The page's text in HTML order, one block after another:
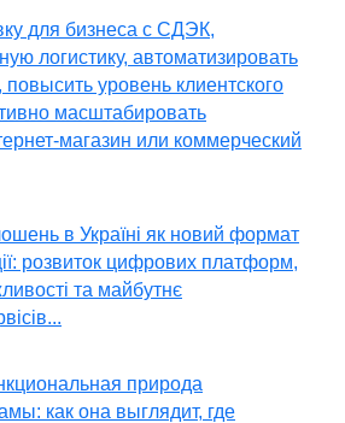
для бизнеса с СДЭК,
логистику, автоматизировать
повысить уровень клиентского
масштабировать
магазин или коммерческий
в Україні як новий формат
розвиток цифрових платформ,
та майбутнє
природа
как она выглядит, где